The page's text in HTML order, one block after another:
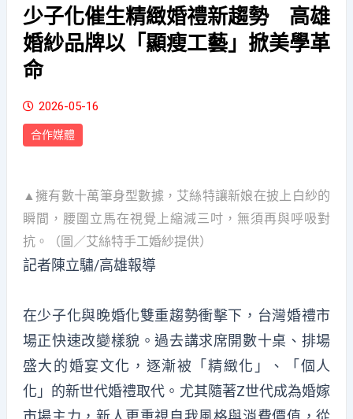
少子化催生精緻婚禮新趨勢 高雄
婚紗品牌以「顯瘦工藝」掀美學革
命
2026-05-16
合作媒體
▲擁有數十萬筆身型數據，艾絲特讓新娘在披上白紗的
瞬間，腰圍立馬在視覺上縮減三吋，無須再與呼吸對
抗。（圖／艾絲特手工婚紗提供）
記者陳立驌/高雄報導
在少子化與晚婚化雙重趨勢衝擊下，台灣婚禮市
場正快速改變樣貌。過去講求席開數十桌、排場
盛大的婚宴文化，逐漸被「精緻化」、「個人
化」的新世代婚禮取代。尤其隨著Z世代成為婚嫁